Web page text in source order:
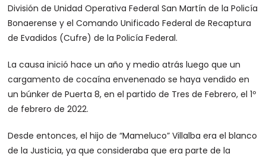
División de Unidad Operativa Federal San Martín de la Policía
Bonaerense y el Comando Unificado Federal de Recaptura
de Evadidos (Cufre) de la Policía Federal.
La causa inició hace un año y medio atrás luego que un
cargamento de cocaína envenenado se haya vendido en
un búnker de Puerta 8, en el partido de Tres de Febrero, el 1º
de febrero de 2022.
Desde entonces, el hijo de “Mameluco” Villalba era el blanco
de la Justicia, ya que consideraba que era parte de la